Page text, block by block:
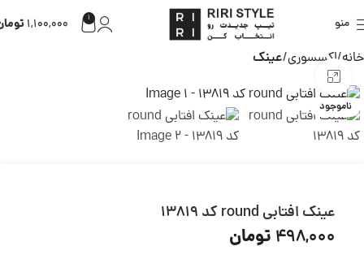
منو 1
1,100,000
خانه اکسسوری عینک
ناموجود
عینک افتابی round کد 13819
498,000 تومان